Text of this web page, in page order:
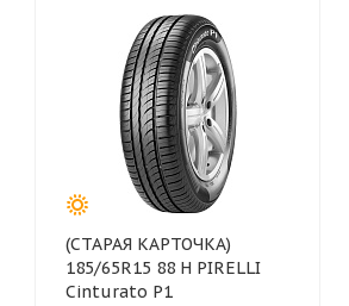
(СТАРАЯ КАРТОЧКА)
185/65R15 88 H PIRELLI
Cinturato P1